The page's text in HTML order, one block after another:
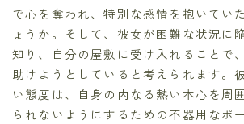
で心を奪われ、特別な感情を抱いてい
ょうか。そして、彼女が困難な状況に
知り、自分の屋敷に受け入れることで
助けようとしていると考えられます。
い態度は、自身の内なる熱い本心を周
られないようにするための不器用なポ